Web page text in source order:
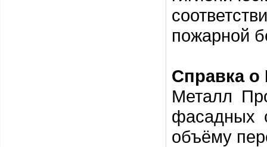
пожарной
Справка
Металл
фасадных
объёму